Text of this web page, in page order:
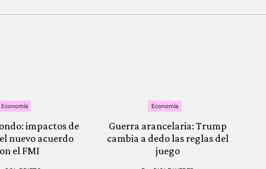
Economía
impactos de
nuevo acuerdo
el FMI
Economía
Guerra arancelaria: Trump
cambia a dedo las reglas del
juego